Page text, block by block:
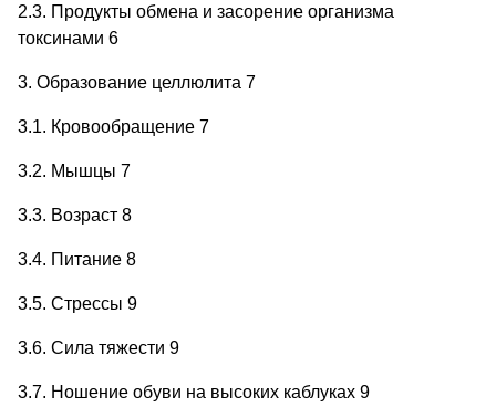
2.3. Продукты обмена и засорение организма
токсинами 6
3. Образование целлюлита 7
3.1. Кровообращение 7
3.2. Мышцы 7
3.3. Возраст 8
3.4. Питание 8
3.5. Стрессы 9
3.6. Сила тяжести 9
3.7. Ношение обуви на высоких каблуках 9